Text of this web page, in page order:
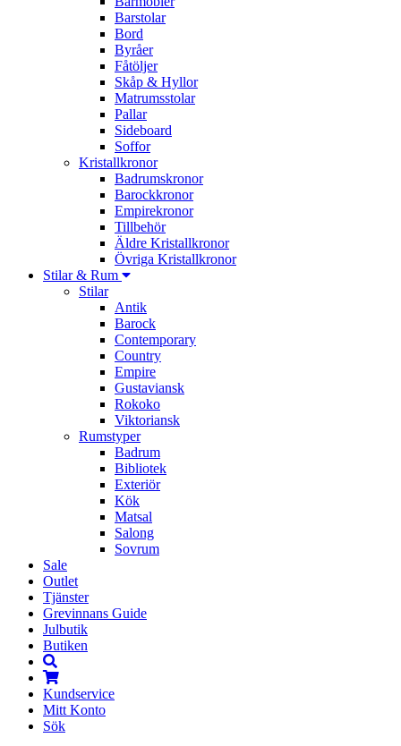
Barstolar
Bord
Byråer
Fåtöljer
Skåp & Hyllor
Matrumsstolar
Pallar
Sideboard
Soffor
Kristallkronor
Badrumskronor
Barockkronor
Empirekronor
Tillbehör
Äldre Kristallkronor
Övriga Kristallkronor
Stilar & Rum
Stilar
Antik
Barock
Contemporary
Country
Empire
Gustaviansk
Rokoko
Viktoriansk
Rumstyper
Badrum
Bibliotek
Exteriör
Kök
Matsal
Salong
Sovrum
Sale
Outlet
Tjänster
Grevinnans Guide
Julbutik
Butiken
Kundservice
Mitt Konto
Sök